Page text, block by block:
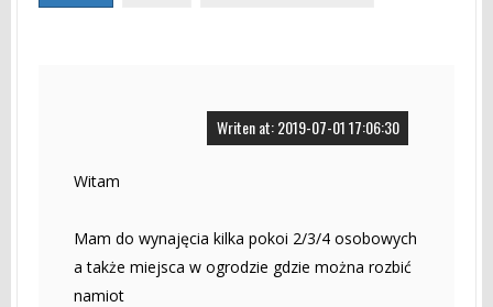
Writen at: 2019-07-01 17:06:30
Witam
Mam do wynajęcia kilka pokoi 2/3/4 osobowych
a także miejsca w ogrodzie gdzie można rozbić
namiot